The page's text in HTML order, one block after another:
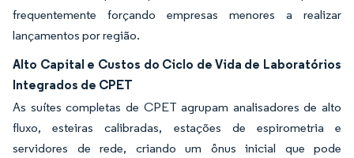
frequentemente forçando empresas menores a realizar
lançamentos por região.
Alto Capital e Custos do Ciclo de Vida de Laboratórios
Integrados de CPET
As suítes completas de CPET agrupam analisadores de alto
fluxo, esteiras calibradas, estações de espirometria e
servidores de rede, criando um ônus inicial que pode